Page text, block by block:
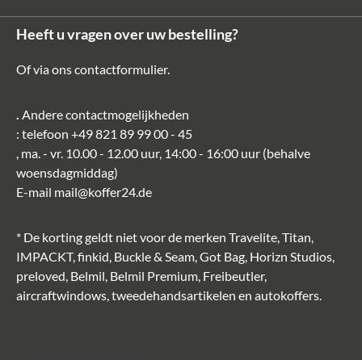
Heeft u vragen over uw bestelling?
Of via onscontactformulier.
. Andere contactmogelijkheden
: telefoon +49 821 89 99 00 - 45
, ma. - vr. 10.00 - 12.00 uur, 14:00 - 16:00 uur (behalve
woensdagmiddag)
E-mail mail@koffer24.de
* De korting geldt niet voor de merken Travelite, Titan,
IMPACKT, finkid, Buckle & Seam, Got Bag, Horizn Studios,
preloved, Belmil, Belmil Premium, Freibeutler,
aircraftwindows, tweedehandsartikelen en autokoffers.